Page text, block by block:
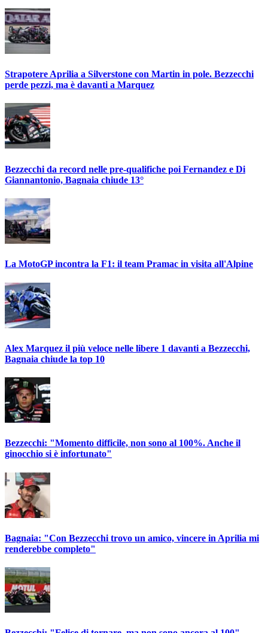
Strapotere Aprilia a Silverstone con Martin in pole. Bezzecchi
perde pezzi, ma è davanti a Marquez
Bezzecchi da record nelle pre-qualifiche poi Fernandez e Di
Giannantonio, Bagnaia chiude 13°
La MotoGP incontra la F1: il team Pramac in visita all'Alpine
Alex Marquez il più veloce nelle libere 1 davanti a Bezzecchi,
Bagnaia chiude la top 10
Bezzecchi: "Momento difficile, non sono al 100%. Anche il
ginocchio si è infortunato"
Bagnaia: "Con Bezzecchi trovo un amico, vincere in Aprilia mi
renderebbe completo"